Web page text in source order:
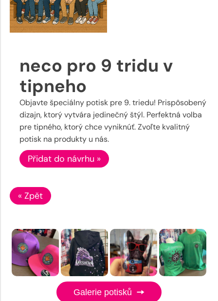
neco pro 9 tridu v
tipneho
Objavte špeciálny potisk pre 9. triedu! Prispôsobený
dizajn, ktorý vytvára jedinečný štýl. Perfektná volba
pre tipného, ktorý chce vyniknúť. Zvoľte kvalitný
potisk na produkty u nás.
Přidat do návrhu »
« Zpět
Galerie potisků